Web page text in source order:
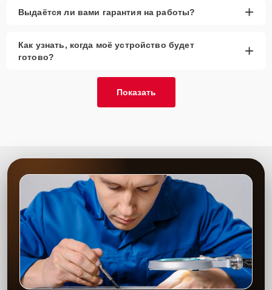
Выдаётся ли вами гарантия на работы? +
Как узнать, когда моё устройство будет
готово?
+
Показать